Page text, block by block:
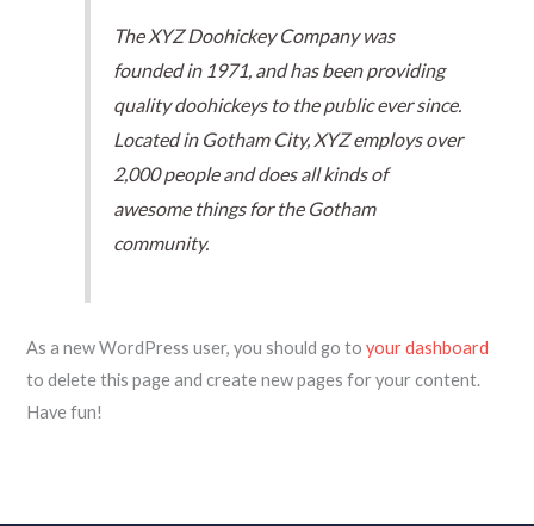
The XYZ Doohickey Company was
founded in 1971, and has been providing
quality doohickeys to the public ever since.
Located in Gotham City, XYZ employs over
2,000 people and does all kinds of
awesome things for the Gotham
community.
As a new WordPress user, you should go toyour dashboard
to delete this page and create new pages for your content.
Have fun!